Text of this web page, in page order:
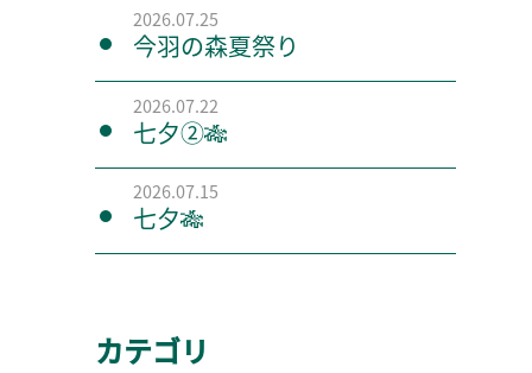
2026.07.25
今羽の森夏祭り
2026.07.22
七夕②🎋
2026.07.15
七夕🎋
カテゴリ